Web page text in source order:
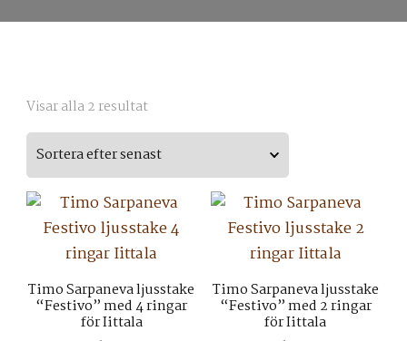
Visar alla 2 resultatSortera
efter
senaste
Timo Sarpaneva ljusstake
“Festivo” med 4 ringar
för Iittala
Timo Sarpaneva ljusstake
“Festivo” med 2 ringar
för Iittala